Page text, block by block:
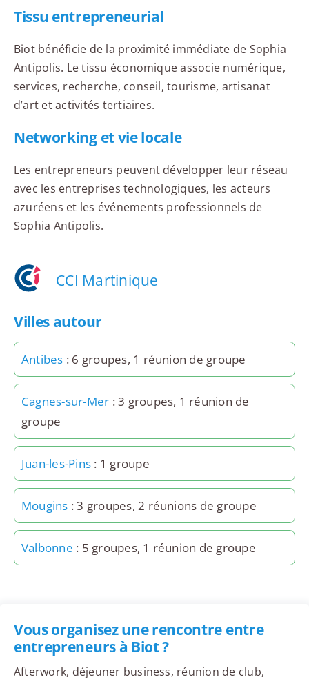
Tissu entrepreneurial
Biot bénéficie de la proximité immédiate de Sophia
Antipolis. Le tissu économique associe numérique,
services, recherche, conseil, tourisme, artisanat
d’art et activités tertiaires.
Networking et vie locale
Les entrepreneurs peuvent développer leur réseau
avec les entreprises technologiques, les acteurs
azuréens et les événements professionnels de
Sophia Antipolis.
CCI Martinique
Villes autour
Antibes : 6 groupes, 1 réunion de groupe
Cagnes-sur-Mer : 3 groupes, 1 réunion de
groupe
Juan-les-Pins : 1 groupe
Mougins : 3 groupes, 2 réunions de groupe
Valbonne : 5 groupes, 1 réunion de groupe
Vous organisez une rencontre entre
entrepreneurs à Biot ?
Afterwork, déjeuner business, réunion de club,